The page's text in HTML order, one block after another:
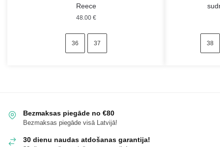
Reece
48.00 €
36 37 38
Bezmaksas piegāde no €80
Bezmaksas piegāde visā Latvijā!
30 dienu naudas atdošanas garantija!